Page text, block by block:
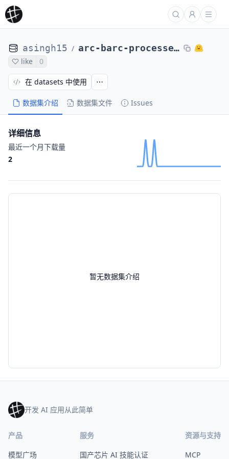
asingh15 / arc-barc-processed-direct-max4k-sftabsfullprobs-18of24
like 0
数据集介绍 数据集文件 Issues
在 datasets 中使用
暂无数据集介绍
详细信息
最近一个月下载量
2
开发 AI 应用从此简单
产品
模型广场
服务
国产芯片 AI 技能认证
资源与支持
MCP